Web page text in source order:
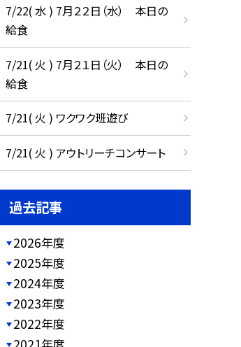
7/22( 水 ) 7月２２日（水） 本日の
給食
7/21( 火 ) 7月２１日（火） 本日の
給食
7/21( 火 ) ワクワク班遊び
7/21( 火 ) アウトリーチコンサート
過去記事
2026年度
2025年度
2024年度
2023年度
2022年度